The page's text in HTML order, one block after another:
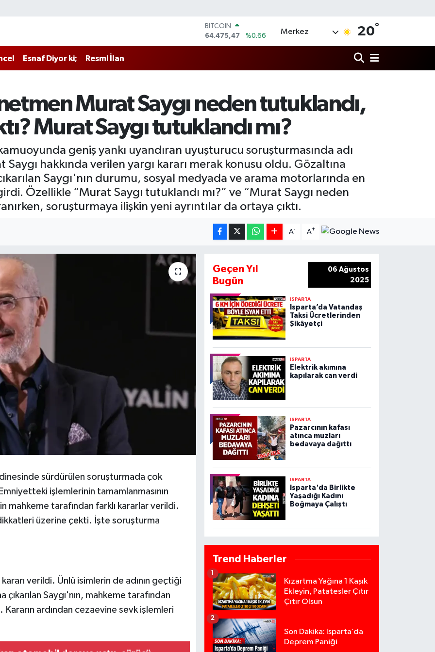
BITCOIN
64.475,47
%0.66
DOLAR
64,2534
GRAM ALTIN
6527.85
%0.54
BİST100
13.703
%0
Merkez 20°
Esnaf Diyor ki; Resmi İlan
Murat Saygı neden tutuklandı,
Murat Saygı tutuklandı mı?
geniş yankı uyandıran uyuşturucu soruşturmasında adı
hakkında verilen yargı kararı merak konusu oldu. Gözaltına
Saygı'nın durumu, sosyal medyada ve arama motorlarında en
Özellikle “Murat Saygı tutuklandı mı?” ve “Murat Saygı neden
soruşturmaya ilişkin yeni ayrıntılar da ortaya çıktı.
A- A+
sürdürülen soruşturmada çok
işlemlerinin tamamlanmasının
mahkeme tarafından farklı kararlar verildi.
üzerine çekti. İşte soruşturma
verildi. Ünlü isimlerin de adının geçtiği
çıkarılan Saygı'nın, mahkeme tarafından
ardından cezaevine sevk işlemleri
Geçen Yıl
Bugün
06 Ağustos
2025
ISPARTA
Isparta’da Vatandaş
Taksi Ücretlerinden
Şikâyetçi
ISPARTA
Elektrik akımına
kapılarak can verdi
ISPARTA
Pazarcının kafası
atınca muzları
bedavaya dağıttı
ISPARTA
Isparta'da Birlikte
Yaşadığı Kadını
Boğmaya Çalıştı
Trend Haberler
Kızartma Yağına 1 Kaşık
Ekleyin, Patatesler Çıtır
Çıtır Olsun
1
Son Dakika: Isparta’da
Deprem Paniği
2